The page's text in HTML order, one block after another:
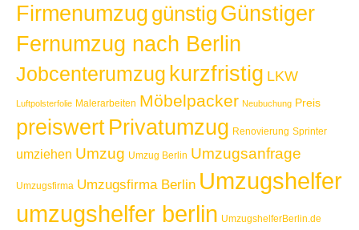
Firmenumzug günstig Günstiger
Fernumzug nach Berlin
Jobcenterumzug kurzfristig LKW
Luftpolsterfolie Malerarbeiten Möbelpacker Neubuchung Preis
preiswert Privatumzug Renovierung Sprinter
umziehen Umzug Umzug Berlin Umzugsanfrage
Umzugsfirma Umzugsfirma Berlin Umzugshelfer
umzugshelfer berlin UmzugshelferBerlin.de